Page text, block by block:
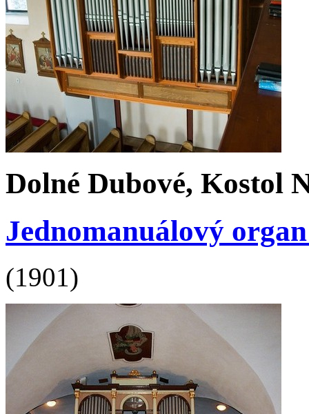
Dolné Dubové, Kostol
Jednomanuálový
(1901)